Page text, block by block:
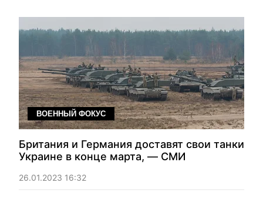
ВОЕННЫЙ ФОКУС
Британия и Германия доставят свои танки
Украине в конце марта, — СМИ
26.01.2023 16:32